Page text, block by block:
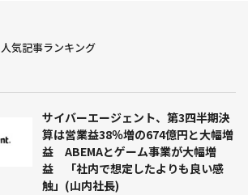
人気記事ランキング
サイバーエージェント、第3四半期決
算は営業益38％増の674億円と大幅増
益 ABEMAとゲーム事業が大幅増
益 「社内で想定したよりも良い感
触」(山内社長)